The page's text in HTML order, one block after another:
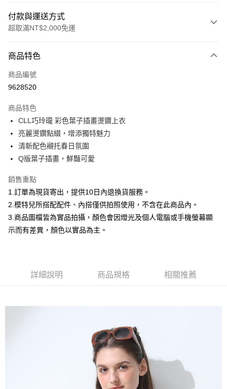
付款與運送方式
超取滿NT$2,000免運
信用卡一次付款
信用卡分期付款
合作金庫商業銀行
華南商業銀行
彰化商業銀行
上海商業儲蓄銀行
國泰世華商業銀行
臺灣中小企業銀行
聯邦商業銀行
元大商業銀行
永豐商業銀行
台新國際商業銀行
中國信託商業銀行
台灣樂天信用卡公司
超商取貨付款
LINE Pay
Apple Pay
悠遊付
Google Pay
大哥付你分期
2.付款方式選擇「大哥付你分期」，訂單成立後會自動跳轉到大哥付的交易
流程，驗證手機門號後，選擇欲分期的期數、繳款截止日，確認付款後即完
4.訂單成立30分鐘內，如未前往確認交易或遇審核未通過，訂單將自動取
1.分期款項不併入電信帳單，「大哥付你分期」於每月結算日後寄送繳費提
2.透過簡訊連結打開帳單後，可選擇「超商條碼／台灣大直營門市／銀行轉
帳／街口支付／iPASS MONEY」等通路繳費。
相關說明
３．安心：先確認商品／服務後，再付款。
【「AFTEE先享後付」結帳流程】
１．於結帳方式選擇「AFTEE先享後付」後，將跳轉至「AFTEE先享後付」
結帳頁面，進行簡訊認證並確認金額後，即可完成結帳。
２．訂單成立數日內，您將收到繳費通知簡訊。
３．收到繳費通知簡訊後14天內，點擊此簡訊中的連結，可透過四大超商／
每筆NT$120，滿NT$2,000(含以上)免運費
每筆NT$120，滿NT$2,000(含以上)免運費
商品特色
商品編號
9628520
商品特色
CLL巧玲瓏 彩色葉子插畫燙鑽上衣
亮麗燙鑽點綴，增添獨特魅力
清新配色襯托春日氛圍
Q版葉子插畫，鮮豔可愛
銷售重點
1.訂單為現貨寄出，提供10日內退換貨服務。
2.模特兒所搭配配件、內搭僅供拍照使用，不含在此商品內。
3.商品圖檔皆為實品拍攝，顏色會因燈光及個人電腦或手機螢幕顯
示而有差異，顏色以實品為主。
詳細說明 商品規格 相關推薦